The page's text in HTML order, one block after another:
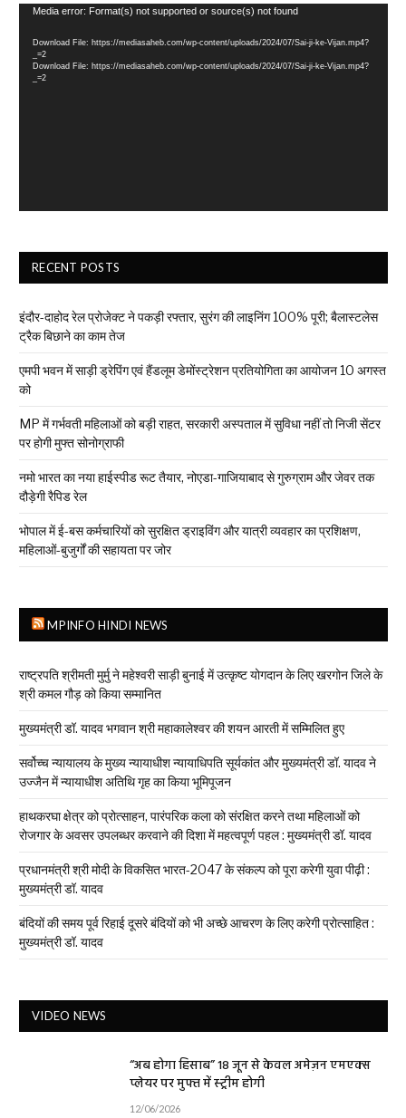
Video
Media error: Format(s) not supported or source(s) not found
Download File: https://mediasaheb.com/wp-content/uploads/2024/07/Sai-ji-ke-Vijan.mp4?
_=2
Download File: https://mediasaheb.com/wp-content/uploads/2024/07/Sai-ji-ke-Vijan.mp4?
_=2
RECENT POSTS
इंदौर-दाहोद रेल प्रोजेक्ट ने पकड़ी रफ्तार, सुरंग की लाइनिंग 100% पूरी; बैलास्टलेस
ट्रैक बिछाने का काम तेज
एमपी भवन में साड़ी ड्रेपिंग एवं हैंडलूम डेमोंस्ट्रेशन प्रतियोगिता का आयोजन 10 अगस्त
को
MP में गर्भवती महिलाओं को बड़ी राहत, सरकारी अस्पताल में सुविधा नहीं तो निजी सेंटर
पर होगी मुफ्त सोनोग्राफी
नमो भारत का नया हाईस्पीड रूट तैयार, नोएडा-गाजियाबाद से गुरुग्राम और जेवर तक
दौड़ेगी रैपिड रेल
भोपाल में ई-बस कर्मचारियों को सुरक्षित ड्राइविंग और यात्री व्यवहार का प्रशिक्षण,
महिलाओं-बुजुर्गों की सहायता पर जोर
MPINFO HINDI NEWS
राष्ट्रपति श्रीमती मुर्मु ने महेश्वरी साड़ी बुनाई में उत्कृष्ट योगदान के लिए खरगोन जिले के
श्री कमल गौड़ को किया सम्मानित
मुख्यमंत्री डॉ. यादव भगवान श्री महाकालेश्‍वर की शयन आरती में सम्मिलित हुए
सर्वोच्च न्यायालय के मुख्‍य न्‍यायाधीश न्यायाधिपति सूर्यकांत और मुख्यमंत्री डॉ. यादव ने
उज्जैन में न्यायाधीश अतिथि गृह का किया भूमिपूजन
हाथकरघा क्षेत्र को प्रोत्साहन, पारंपरिक कला को संरक्षित करने तथा महिलाओं को
रोजगार के अवसर उपलब्धर करवाने की दिशा में महत्वपूर्ण पहल : मुख्यमंत्री डॉ. यादव
प्रधानमंत्री श्री मोदी के विकसित भारत-2047 के संकल्प को पूरा करेगी युवा पीढ़ी :
मुख्यमंत्री डॉ. यादव
बंदियों की समय पूर्व रिहाई दूसरे बंदियों को भी अच्छे आचरण के लिए करेगी प्रोत्साहित :
मुख्यमंत्री डॉ. यादव
VIDEO NEWS
“अब होगा हिसाब” 18 जून से केवल अमेज़न एमएक्स
प्लेयर पर मुफ्त में स्ट्रीम होगी
12/06/2026